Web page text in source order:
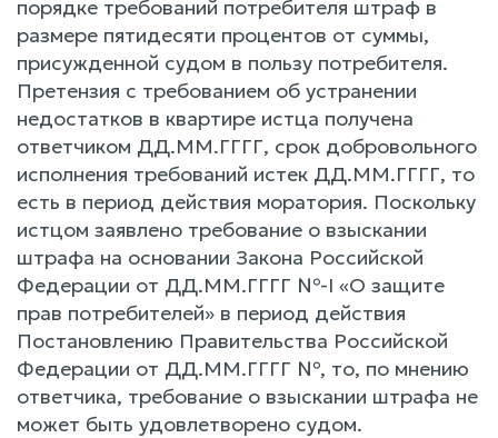
порядке требований потребителя штраф в
размере пятидесяти процентов от суммы,
присужденной судом в пользу потребителя.
Претензия с требованием об устранении
недостатков в квартире истца получена
ответчиком ДД.ММ.ГГГГ, срок добровольного
исполнения требований истек ДД.ММ.ГГГГ, то
есть в период действия моратория. Поскольку
истцом заявлено требование о взыскании
штрафа на основании Закона Российской
Федерации от ДД.ММ.ГГГГ №-I «О защите
прав потребителей» в период действия
Постановлению Правительства Российской
Федерации от ДД.ММ.ГГГГ №, то, по мнению
ответчика, требование о взыскании штрафа не
может быть удовлетворено судом.